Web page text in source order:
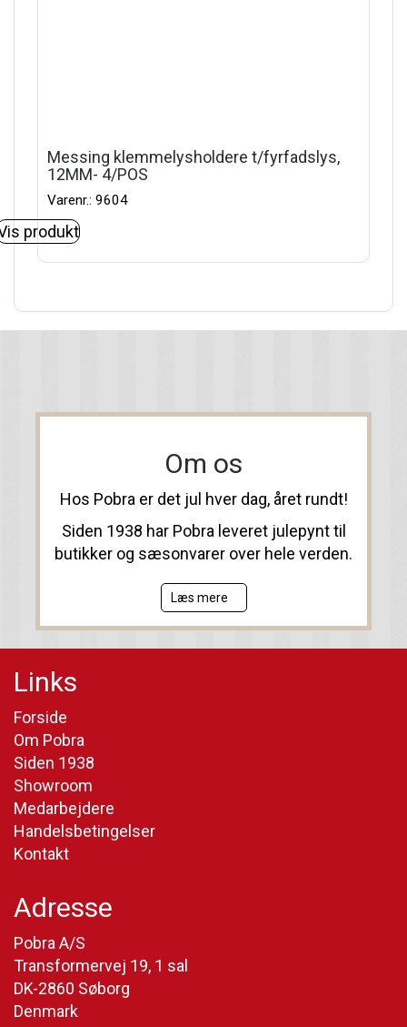
Messing klemmelysholdere t/fyrfadslys,
12MM- 4/POS
Varenr.: 9604
produkt
Om os
Hos Pobra er det jul hver dag, året rundt!
Siden 1938 har Pobra leveret julepynt til
butikker og sæsonvarer over hele verden.
Læs mere
Links
Forside
Om Pobra
Siden 1938
Showroom
Medarbejdere
Handelsbetingelser
Kontakt
Adresse
Pobra A/S
Transformervej 19, 1 sal
DK-2860 Søborg
Denmark